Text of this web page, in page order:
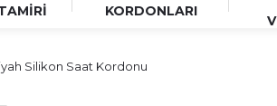
KORDONLARI
Silikon Saat Kordonu